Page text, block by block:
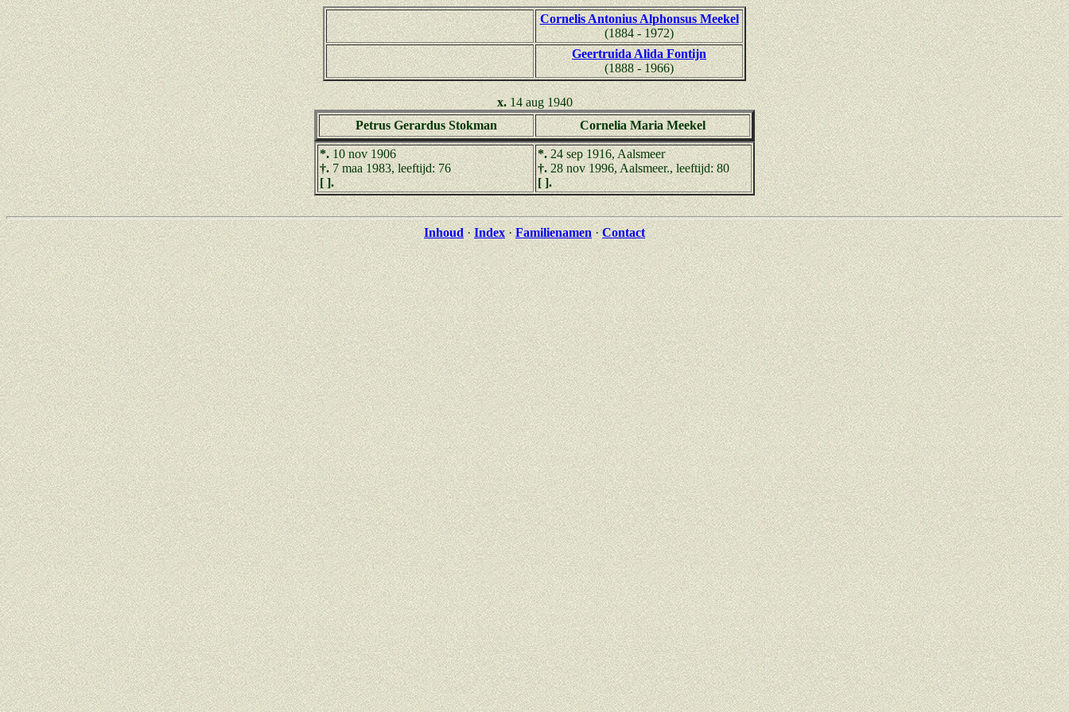
Cornelis Antonius Alphonsus Meekel
(1884 - 1972)
Geertruida Alida Fontijn
(1888 - 1966)
x.14 aug 1940
Petrus Gerardus Stokman
Cornelia Maria Meekel
*.10 nov 1906
†.7 maa 1983, leeftijd: 76
[ ].
*.24 sep 1916, Aalsmeer
†. 28 nov 1996, Aalsmeer., leeftijd: 80
[ ].
Inhoud·Index·Familienamen·Contact